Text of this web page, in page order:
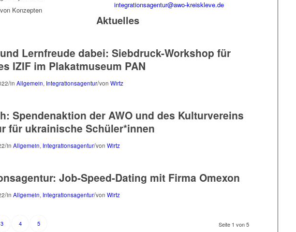
Konzepten
integrationsagentur@awo-kreiskleve.de
Aktuelles
Lernfreude dabei: Siebdruck-Workshop für
IZIF im Plakatmuseum PAN
/in Allgemein, Integrationsagentur/von Wirtz
Spendenaktion der AWO und des Kulturvereins
für ukrainische Schüler*innen
/in Allgemein, Integrationsagentur/von Wirtz
Job-Speed-Dating mit Firma Omexon
/in Allgemein, Integrationsagentur/von Wirtz
Seite 1 von 5
3 4 5